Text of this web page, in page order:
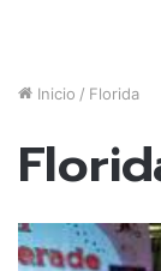
Inicio / Florida